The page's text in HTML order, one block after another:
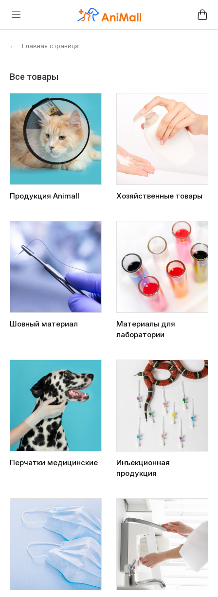
← Главная страница
Все товары
Продукция Animall Хозяйственные товары
Шовный материал
Материалы для
лаборатории
Перчатки медицинские
Инъекционная
продукция